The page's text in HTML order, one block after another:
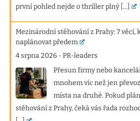
první pohled nejde o thriller plný [...]
Mezinárodní stěhování z Prahy: 7 věcí,
naplánovat předem
4 srpna 2026 -PR-leaders
Přesun firmy nebo
mnohem víc než jen
místa na druhé. Pokud
stěhování z Prahy, čeká vás řada